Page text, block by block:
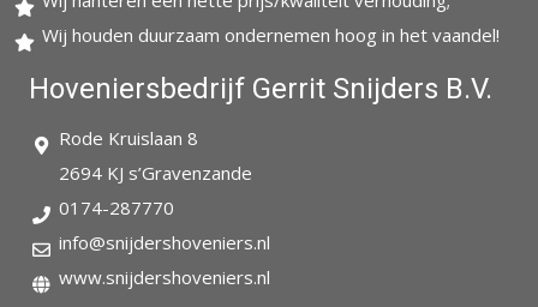
Wij houden duurzaam ondernemen hoog in het vaandel!
Hoveniersbedrijf Gerrit Snijders B.V.
Rode Kruislaan 8
2694 KJ s’Gravenzande
0174-287770
info@snijdershoveniers.nl
www.snijdershoveniers.nl